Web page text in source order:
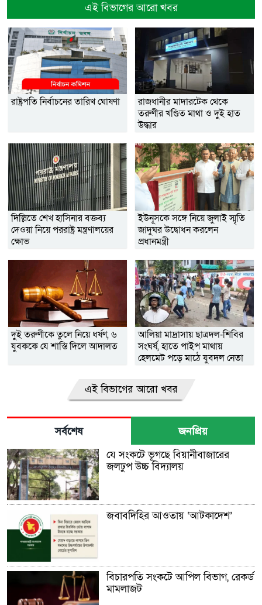
এই বিভাগের আরো খবর
রাষ্ট্রপতি নির্বাচনের তারিখ ঘোষণা
রাজধানীর মাদারটেক থেকে
তরুণীর খণ্ডিত মাথা ও দুই হাত
উদ্ধার
দিল্লিতে শেখ হাসিনার বক্তব্য
দেওয়া নিয়ে পররাষ্ট্র মন্ত্রণালয়ের
ক্ষোভ
ইউনূসকে সঙ্গে নিয়ে জুলাই স্মৃতি
জাদুঘর উদ্বোধন করলেন
প্রধানমন্ত্রী
দুই তরুণীকে তুলে নিয়ে ধর্ষণ, ৬
যুবককে যে শাস্তি দিলে আদালত
আলিয়া মাদ্রাসায় ছাত্রদল-শিবির
সংঘর্ষ, হাতে পাইপ মাথায়
হেলমেট পড়ে মাঠে যুবদল নেতা
এই বিভাগের আরো খবর
সর্বশেষ জনপ্রিয়
যে সংকটে ভূগছে বিয়ানীবাজারের
জলঢুপ উচ্চ বিদ্যালয়
জবাবদিহির আওতায় ‘আটকাদেশ’
বিচারপতি সংকটে আপিল বিভাগ, রেকর্ড
মামলাজট